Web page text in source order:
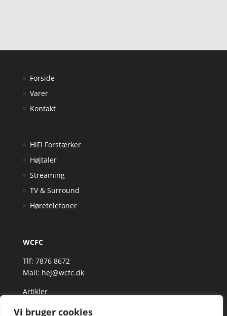
Vi bruger cookies
Forside
Varer
Kontakt
HiFi Forstærker
Højtaler
Streaming
TV & Surround
Høretelefoner
WCFC
Tlf: 7876 8672
Mail: hej@wcfc.dk
Artikler